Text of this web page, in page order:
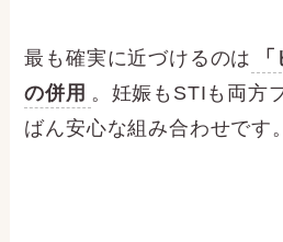
最も確実に近づけるのは
の併用 。妊娠もSTIも両方
ばん安心な組み合わせです。